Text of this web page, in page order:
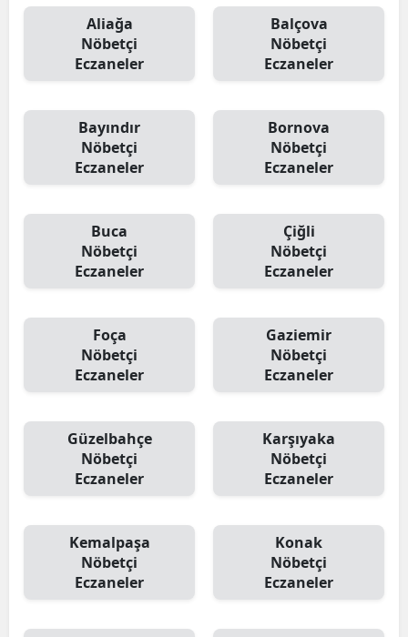
Aliağa
Nöbetçi
Eczaneler
Balçova
Nöbetçi
Eczaneler
Bayındır
Nöbetçi
Eczaneler
Bornova
Nöbetçi
Eczaneler
Buca
Nöbetçi
Eczaneler
Çiğli
Nöbetçi
Eczaneler
Foça
Nöbetçi
Eczaneler
Gaziemir
Nöbetçi
Eczaneler
Güzelbahçe
Nöbetçi
Eczaneler
Karşıyaka
Nöbetçi
Eczaneler
Kemalpaşa
Nöbetçi
Eczaneler
Konak
Nöbetçi
Eczaneler